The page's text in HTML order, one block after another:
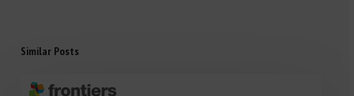
Similar Posts